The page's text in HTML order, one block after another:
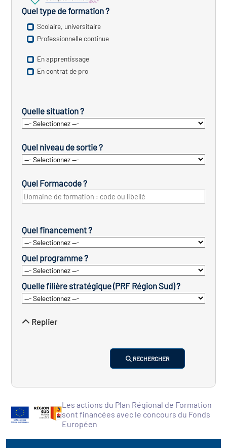
Quel type de formation ?
Scolaire, universitaire
Professionnelle continue
En apprentissage
En contrat de pro
Quelle situation ?
Quel niveau de sortie ?
Quel Formacode ?
Quel financement ?
Quel programme ?
Quelle filière stratégique (PRF Région Sud) ?
Replier
RECHERCHER
Les actions du Plan Régional de Formation
sont financées avec le concours du Fonds
Européen